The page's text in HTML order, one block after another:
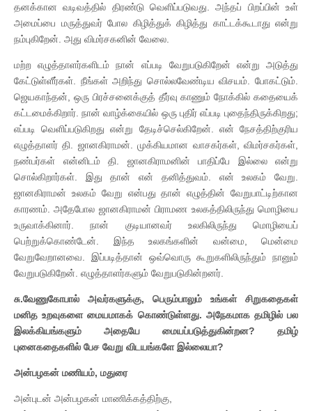
தனக்கான வடிவத்தில் திரண்டு வெளிப்படுவது. அந்தப் பிறப்பின் உள்
அமைப்பை மருத்துவர் போல கிழித்துக் கிழித்து காட்டக்கூடாது என்று
நம்புகிறேன். அது விமர்சகனின் வேலை.
மற்ற எழுத்தாளர்களிடம் நான் எப்படி வேறுபடுகிறேன் என்று அடுத்து
கேட்டுள்ளீர்கள். நீங்கள் அறிந்து சொல்லவேண்டிய விசயம். போகட்டும்.
ஜெயகாந்தன், ஒரு பிரச்சனைக்குத் தீர்வு காணும் நோக்கில் கதையைக்
கட்டமைக்கிறார். நான் வாழ்க்கையில் ஒரு புதிர் எப்படி புதைந்திருக்கிறது;
எப்படி வெளிப்படுகிறது என்று தேடிச்செல்கிறேன். என் நேசத்திற்குரிய
எழுத்தாளர் தி. ஜானகிராமன். முக்கியமான வாசகர்கள், விமர்சகர்கள்,
நண்பர்கள் என்னிடம் தி. ஜானகிராமனின் பாதிப்பே இல்லை என்று
சொல்கிறார்கள். இது தான் என் தனித்துவம். என் உலகம் வேறு.
ஜானகிராமன் உலகம் வேறு என்பது தான் எழுத்தின் வேறுபாட்டிற்கான
காரணம். அதேபோல ஜானகிராமன் பிராமண உலகத்திலிருந்து மொழியை
உருவாக்கினார். நான் குடியானவர் உலகிலிருந்து மொழியைப்
பெற்றுக்கொண்டேன். இந்த உலகங்களின் வன்மை, மென்மை
வேறுவேறானவை. இப்படித்தான் ஒவ்வொரு கூறுகளிலிருந்தும் நானும்
வேறுபடுகிறேன். எழுத்தாளர்களும் வேறுபடுகின்றனர்.
சு.வேணுகோபால் அவர்களுக்கு, பெரும்பாலும் உங்கள் சிறுகதைகள்
மனித உறவுகளை மையமாகக் கொண்டுள்ளது. அநேகமாக தமிழில் பல
இலக்கியங்களும் அதையே மையப்படுத்துகின்றன? தமிழ்
புனைகதைகளில் பேச வேறு விடயங்களே இல்லையா?
அன்பழகன் மணியம், மதுரை
அன்புடன் அன்பழகன் மாணிக்கத்திற்கு,